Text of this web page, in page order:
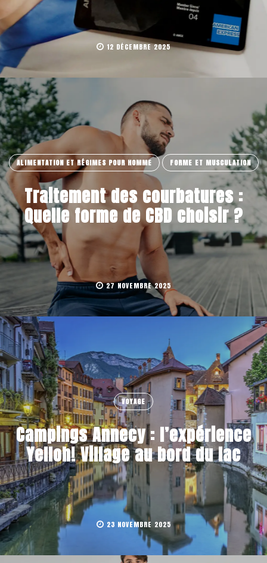
12 DÉCEMBRE 2025
ALIMENTATION ET RÉGIMES POUR HOMME FORME ET MUSCULATION
Traitement des courbatures :
Quelle forme de CBD choisir ?
27 NOVEMBRE 2025
VOYAGE
Campings Annecy : l’expérience
Yelloh! Village au bord du lac
23 NOVEMBRE 2025